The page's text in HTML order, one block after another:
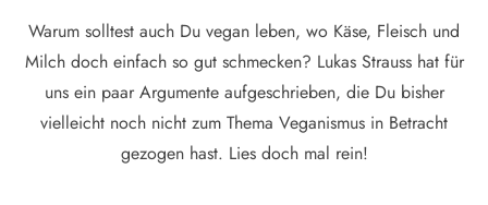
Warum solltest auch Du vegan leben, wo Käse, Fleisch und
Milch doch einfach so gut schmecken? Lukas Strauss hat für
uns ein paar Argumente aufgeschrieben, die Du bisher
vielleicht noch nicht zum Thema Veganismus in Betracht
gezogen hast. Lies doch mal rein!